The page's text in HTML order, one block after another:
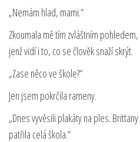
„Nemám hlad, mami.“
Zkoumala mě tím zvláštním
jenž vidí i to, co se člověk snaží skrýt.
„Zase něco ve škole?“
Jen jsem pokrčila rameny.
„Dnes vyvěsili plakáty na ples.
patřila celá škola.“